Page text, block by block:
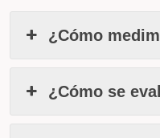
¿Cómo
¿Cómo se